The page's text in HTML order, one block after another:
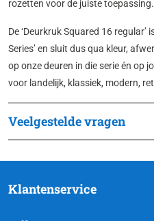
rozetten voor de juiste toepassing.
De ‘Deurkruk Squared 16 regular’
Series’ en sluit dus qua kleur,
op onze deuren in die serie én op
voor landelijk, klassiek, modern,
Veelgestelde vragen
Klantenservice